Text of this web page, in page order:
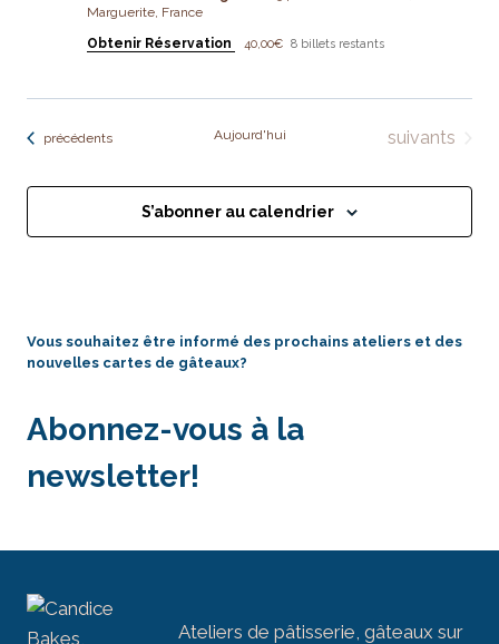
Marguerite, France
Obtenir Réservation
40,00€ 8 billets restants
Évènements
précédents Aujourd'hui Évènements
suivants
S’abonner au calendrier
Vous souhaitez être informé des prochains ateliers et des
nouvelles cartes de gâteaux?
Abonnez-vous à la
newsletter!
Ateliers de pâtisserie, gâteaux sur